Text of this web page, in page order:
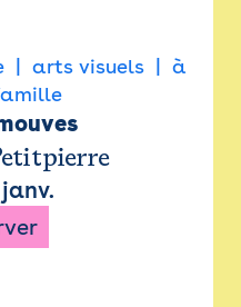
arts visuels
à
janv.